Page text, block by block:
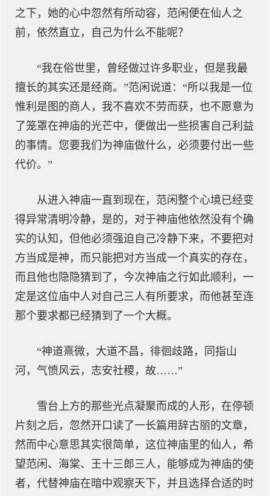
之下，她的心中忽然有所动容，范闲便在仙人之
前，依然直立，自己为什么不能呢？
“我在俗世里，曾经做过许多职业，但是我最
擅长的其实还是经商。”范闲说道：“所以我是一位
惟利是图的商人，我不喜欢不劳而获，也不愿意为
了笼罩在神庙的光芒中，便做出一些损害自己利益
的事情。您要我们为神庙做什么，必须要付出一些
代价。”
从进入神庙一直到现在，范闲整个心境已经变
得异常清明冷静，是的，对于神庙他依然没有个确
实的认知，但他必须强迫自己冷静下来，不要把对
方当成是神，而只能把对方当成一个真实的存在，
而且他也隐隐猜到了，今次神庙之行如此顺利，一
定是这位庙中人对自己三人有所要求，而他甚至连
那个要求都已经猜到了一个大概。
“神道熹微，大道不昌，徘徊歧路，同指山
河，气愤风云，志安社稷，故……”
雪台上方的那些光点凝聚而成的人形，在停顿
片刻之后，忽然开口读了一长篇用辞古丽的文章，
然而中心意思其实很简单，这位神庙里的仙人，希
望范闲、海棠、王十三郎三人，能够成为神庙的使
者，代替神庙在暗中观察天下，并且选择合适的时